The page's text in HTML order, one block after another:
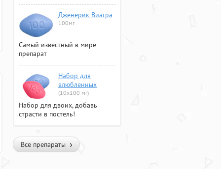
Дженерик Виагра
100мг
Самый известный в мире
препарат
Набор для
влюбленных
(10х100 мг)
Набор для двоих, добавь
страсти в постель!
Все препараты